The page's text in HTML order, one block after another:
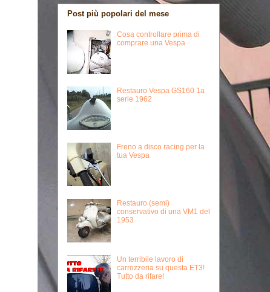
Post più popolari del mese
Cosa controllare prima di
comprare una Vespa
Restauro Vespa GS160 1a
serie 1962
Freno a disco racing per la
tua Vespa
Restauro (semi)
conservativo di una VM1 del
1953
Un terribile lavoro di
carrozzeria su questa ET3!
Tutto da rifare!